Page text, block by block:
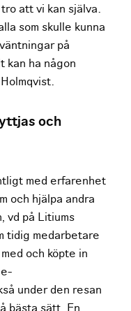
att vi kan själva.
som skulle kunna
på
kan ha någon
och
med erfarenhet
och hjälpa andra
vd på Litiums
tidig medarbetare
och köpte in
under den resan